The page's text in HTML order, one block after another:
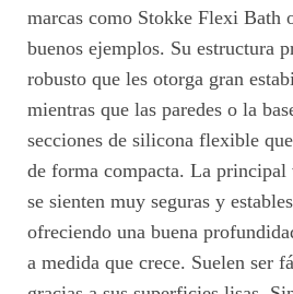
marcas como Stokke Flexi Bath
buenos ejemplos. Su estructura
robusto que les otorga gran
mientras que las paredes o la
secciones de silicona flexible
de forma compacta. La principal
se sienten muy seguras y
ofreciendo una buena
a medida que crece. Suelen ser